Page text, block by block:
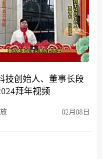
技创始人、董事长段
拜年视频
02月08日